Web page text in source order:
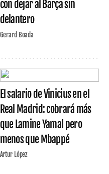
con dejar al Barça sin
delantero
Gerard Boada
El salario de Vinicius en el
Real Madrid: cobrará más
que Lamine Yamal pero
menos que Mbappé
Artur López